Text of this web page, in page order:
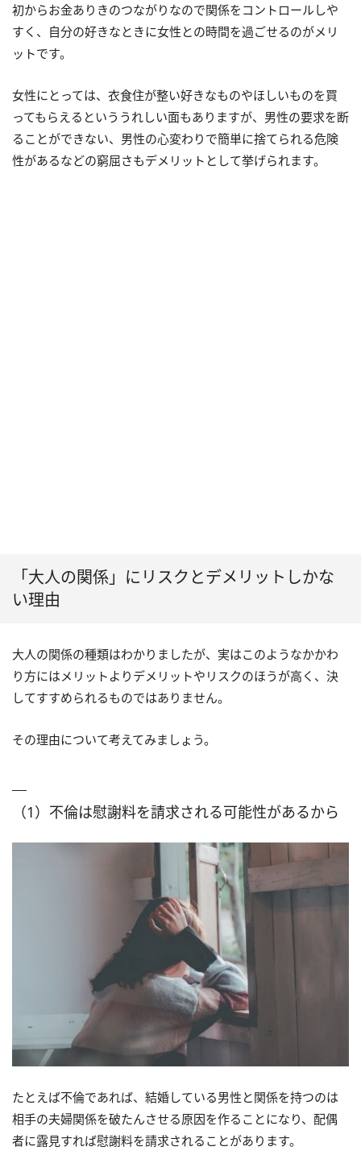
初からお金ありきのつながりなので関係をコントロールしや
すく、自分の好きなときに女性との時間を過ごせるのがメリ
ットです。
女性にとっては、衣食住が整い好きなものやほしいものを買
ってもらえるといううれしい面もありますが、男性の要求を断
ることができない、男性の心変わりで簡単に捨てられる危険
性があるなどの窮屈さもデメリットとして挙げられます。
「大人の関係」にリスクとデメリットしかな
い理由
大人の関係の種類はわかりましたが、実はこのようなかかわ
り方にはメリットよりデメリットやリスクのほうが高く、決
してすすめられるものではありません。
その理由について考えてみましょう。
（1）不倫は慰謝料を請求される可能性があるから
たとえば不倫であれば、結婚している男性と関係を持つのは
相手の夫婦関係を破たんさせる原因を作ることになり、配偶
者に露見すれば慰謝料を請求されることがあります。